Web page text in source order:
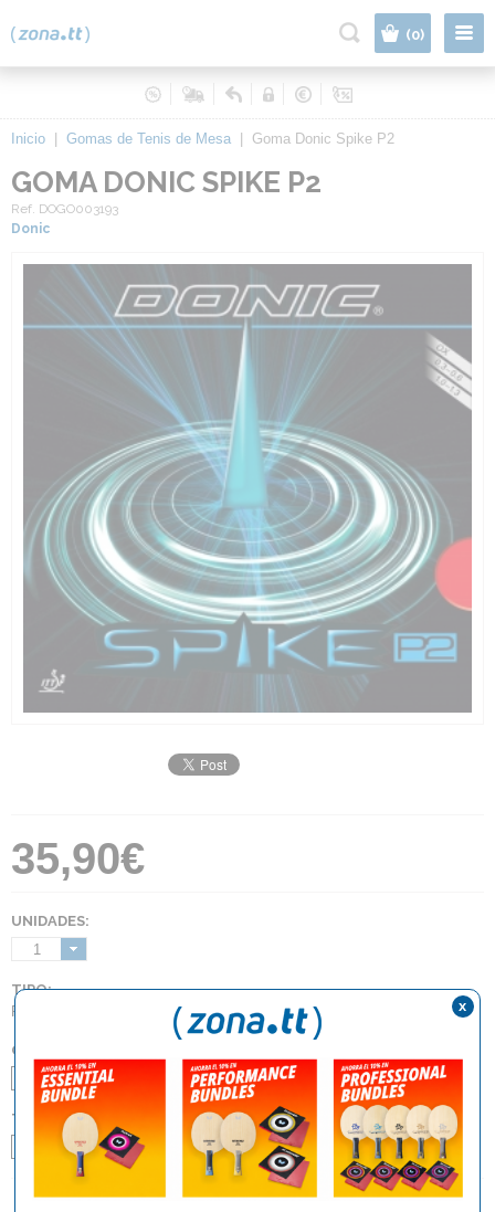
(0)
Inicio Gomas de Tenis de Mesa Goma Donic Spike P2
GOMA DONIC SPIKE P2
Ref. DOGO003193
Donic
35,90€
UNIDADES:
1
TIPO:
Picos Largos
COLOR:
Negro Rojo
TALLA:
0.5 1.2
x